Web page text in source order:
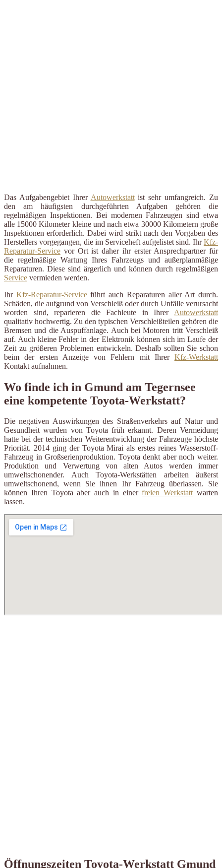
Das Aufgabengebiet Ihrer Autowerkstattist sehr umfangreich. Zu
den am häufigsten durchgeführten Aufgaben gehören die
regelmäßigen Inspektionen. Bei modernen Fahrzeugen sind etwa
alle 15000 Kilometer kleine und nach etwa 30000 Kilometern große
Inspektionen erforderlich. Dabei wird strikt nach den Vorgaben des
Herstellers vorgegangen, die im Serviceheft aufgelistet sind. IhrKfz-
Reparatur-Service vor Ort ist daher ihr erster Ansprechpartner für
die regelmäßige Wartung Ihres Fahrzeugs und außerplanmäßige
Reparaturen. Diese sind ärgerlich und können durch regelmäßigen
Service vermieden werden.
Ihr Kfz-Reparatur-Serviceführt auch Reparaturen aller Art durch.
Schäden, die aufgrund von Verschleiß oder durch Unfälle verursacht
worden sind, reparieren die Fachleute in Ihrer Autowerkstatt
qualitativ hochwertig. Zu den typischen Verschleißteilen gehören die
Bremsen und die Auspuffanlage. Auch bei Motoren tritt Verschleiß
auf. Auch kleine Fehler in der Elektronik können sich im Laufe der
Zeit zu größeren Problemen entwickeln. Deshalb sollten Sie schon
beim der ersten Anzeige von Fehlern mit Ihrer Kfz-Werkstatt
Kontakt aufnahmen.
Wo finde ich in Gmund am Tegernsee
eine kompetente Toyota-Werkstatt?
Die negativen Auswirkungen des Straßenverkehrs auf Natur und
Gesundheit wurden von Toyota früh erkannt. Deren Vermeidung
hatte bei der technischen Weiterentwicklung der Fahrzeuge höchste
Priorität. 2014 ging der Toyota Mirai als erstes reines Wasserstoff-
Fahrzeug in Großserienproduktion. Toyota denkt aber noch weiter.
Produktion und Verwertung von alten Autos werden immer
umweltschonender. Auch Toyota-Werkstätten arbeiten äußerst
umweltschonend, wenn Sie ihnen Ihr Fahrzeug überlassen. Sie
können Ihren Toyota aber auch in einerfreien Werkstattwarten
lassen.
Öffnungszeiten Toyota-Werkstatt Gmund